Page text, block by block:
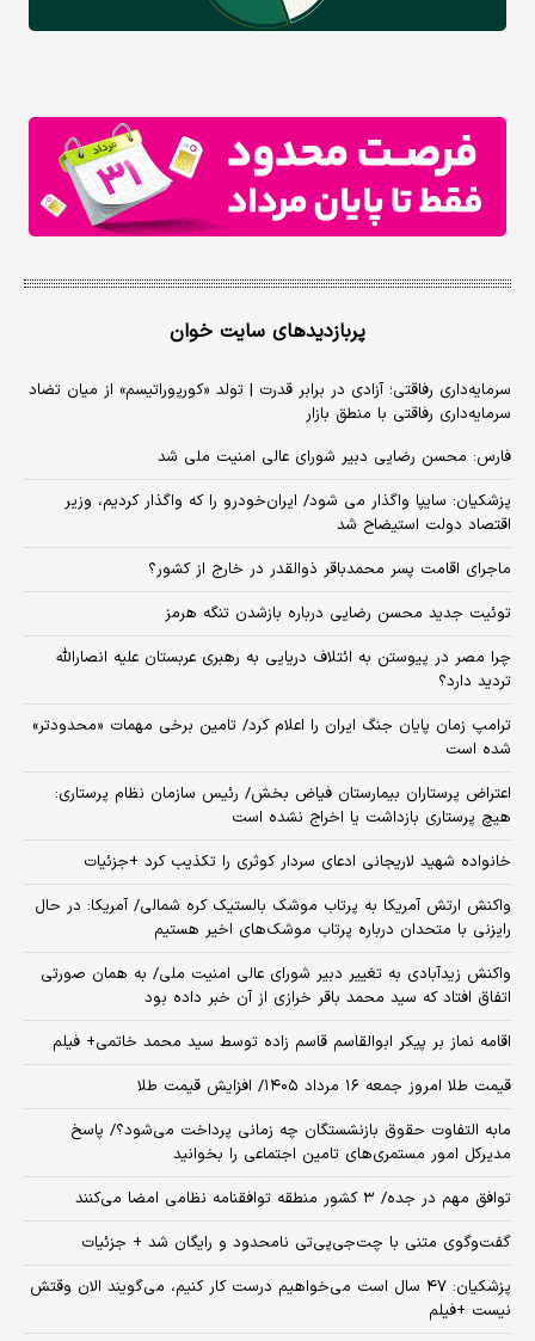
پربازدیدهای سایت خوان
سرمایه‌داری رفاقتی؛ آزادی در برابر قدرت | تولد «کورپوراتیسم» از میان تضاد
سرمایه‌داری رفاقتی با منطق بازار
فارس: محسن رضایی دبیر شورای عالی امنیت ملی شد
پزشکیان: سایپا واگذار می شود/ ایران‌خودرو را که واگذار کردیم، وزیر
اقتصاد دولت استیضاح شد
ماجرای اقامت پسر محمدباقر ذوالقدر در خارج از کشور؟
توئیت جدید محسن رضایی درباره بازشدن تنگه هرمز
چرا مصر در پیوستن به ائتلاف دریایی به رهبری عربستان علیه انصارالله
تردید دارد؟
ترامپ زمان پایان جنگ ایران را اعلام کرد/ تامین برخی مهمات «محدودتر»
شده است
اعتراض پرستاران بیمارستان فیاض بخش/ رئیس سازمان نظام پرستاری:
هیچ پرستاری بازداشت یا اخراج نشده است
خانواده شهید لاریجانی ادعای سردار کوثری را تکذیب کرد +جزئیات
واکنش ارتش آمریکا به پرتاب موشک بالستیک کره شمالی/ آمریکا: در حال
رایزنی با متحدان درباره پرتاب موشک‌های اخیر هستیم
واکنش زیدآبادی به تغییر دبیر شورای عالی امنیت ملی/ به همان صورتی
اتفاق افتاد که سید محمد باقر خرازی از آن خبر داده بود
اقامه نماز بر پیکر ابوالقاسم قاسم زاده توسط سید محمد خاتمی+ فیلم
قیمت طلا امروز جمعه ۱۶ مرداد ۱۴۰۵/ افزایش قیمت طلا
مابه التفاوت حقوق بازنشستگان چه زمانی پرداخت می‌شود؟/ پاسخ
مدیرکل امور مستمری‌های تامین اجتماعی را بخوانید
توافق مهم در جده/ ۳ کشور منطقه توافقنامه نظامی امضا می‌کنند
گفت‌وگوی متنی با چت‌جی‌پی‌تی نامحدود و رایگان شد + جزئیات
پزشکیان: ۴۷ سال است می‌خواهیم درست کار کنیم، می‌گویند الان وقتش
نیست +فیلم